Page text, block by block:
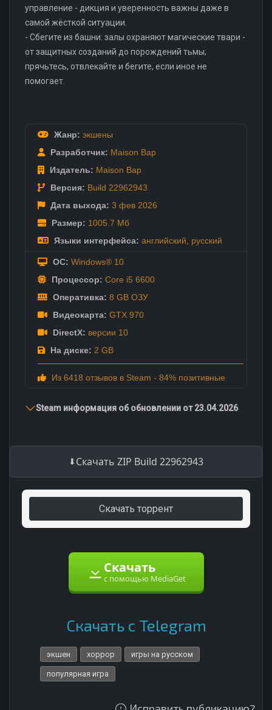
управление - дикция и уверенность важны даже в
самой жёсткой ситуации.
- Сбегите из башни: залы охраняют магические твари -
от защитных созданий до порождений тьмы;
прячьтесь, отвлекайте и бегите, если иное не
помогает.
Жанр: экшены
Разработчик: Maison Bap
Издатель: Maison Bap
Версия: Build 22962943
Дата выхода: 3 фев 2026
Размер: 1005.7 Мб
Языки интерфейса: английский русский
ОС: Windows® 10
Процессор: Core i5 6600
Оперативка: 8 GB ОЗУ
Видеокарта: GTX 970
DirectX: версии 10
На диске: 2 GB
Из 6418 отзывов в Steam - 84% позитивные
Steam информация об обновлении от 23.04.2026
Скачать ZIP Build 22962943
Скачать торрент
Скачать
с помощью MediaGet
Скачать с Telegram
экшен хоррор игры на русском
популярная игра